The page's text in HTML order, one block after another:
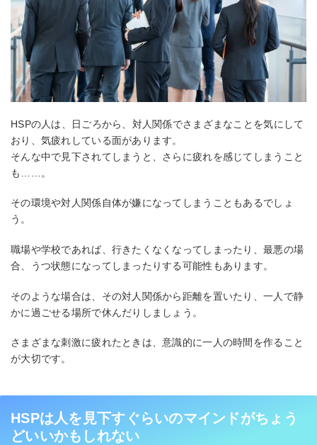
HSPの人は、日ごろから、対人関係でさまざまなことを気にして
おり、気疲れしている面があります。
そんな中で見下されてしまうと、さらに疲れを感じてしまうこと
も……。
その環境や対人関係自体が嫌になってしまうこともあるでしょ
う。
職場や学校であれば、行きたくなくなってしまったり、最悪の場
合、うつ状態になってしまったりする可能性もあります。
そのような場合は、その対人関係から距離を置いたり、一人で静
かに過ごせる場所で休んだりしましょう。
さまざまな刺激に疲れたときは、意識的に一人の時間を作ること
が大切です。
HSPは人を見下すぐらいのマインドがちょう
どいいかもしれない